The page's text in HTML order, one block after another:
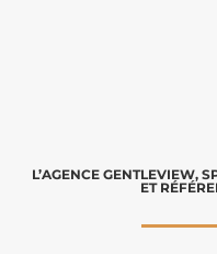
L’AGENCE GENTLEVIEW,
ET